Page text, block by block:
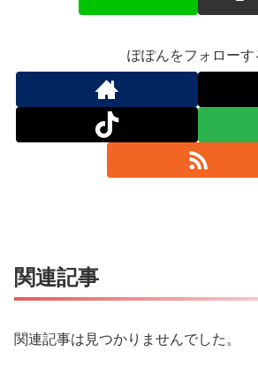
ぽぽんをフォローす
関連記事
関連記事は見つかりませんでした。